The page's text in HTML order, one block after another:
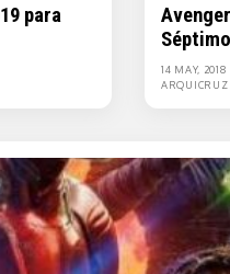
para
14 MAY, 2018
ARQUICRUZ